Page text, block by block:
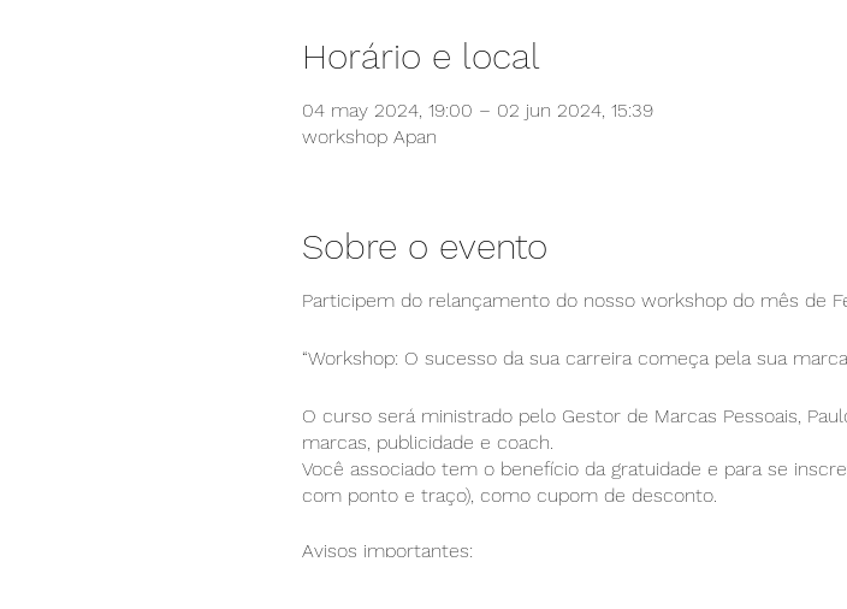
Horário e local
04 may 2024, 19:00 – 02 jun 2024, 15:39
workshop Apan
Sobre o evento
Participem do relançamento do nosso workshop do mês de
“Workshop: O sucesso da sua carreira começa pela sua
O curso será ministrado pelo Gestor de Marcas Pessoais,
marcas, publicidade e coach.
Você associado tem o benefício da gratuidade e para se
com ponto e traço), como cupom de desconto.
Avisos importantes: